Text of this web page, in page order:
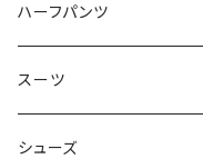
50/XL～
48/L
50/XL～
46/M
48/L
50/XL～
～44/S
46/M
48/L
ハーフパンツ
～44/S
46/M
スーツ
～44/S
シューズ